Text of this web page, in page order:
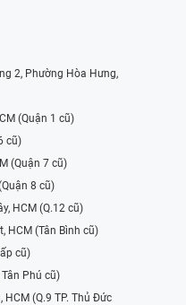
2, Phường Hòa Hưng,
(Quận 1 cũ)
cũ)
(Quận 7 cũ)
8 cũ)
HCM (Q.12 cũ)
HCM (Tân Bình cũ)
cũ)
Phú cũ)
HCM (Q.9 TP. Thủ Đức